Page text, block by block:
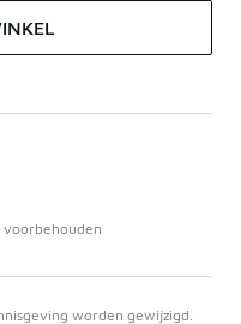
voorbehouden
worden gewijzigd.